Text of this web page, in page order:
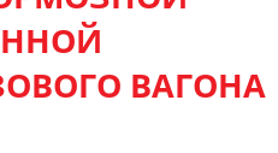
ВАГОНА